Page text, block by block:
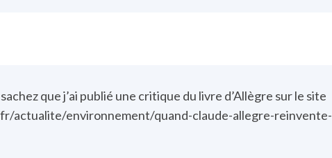
que j’ai publié une critique du livre d’Allègre sur le site
actualite/environnement/quand-claude-allegre-reinvente-